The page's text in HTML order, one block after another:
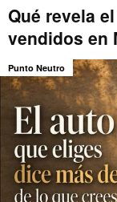
Qué revela
vendidos en
Punto Neutro